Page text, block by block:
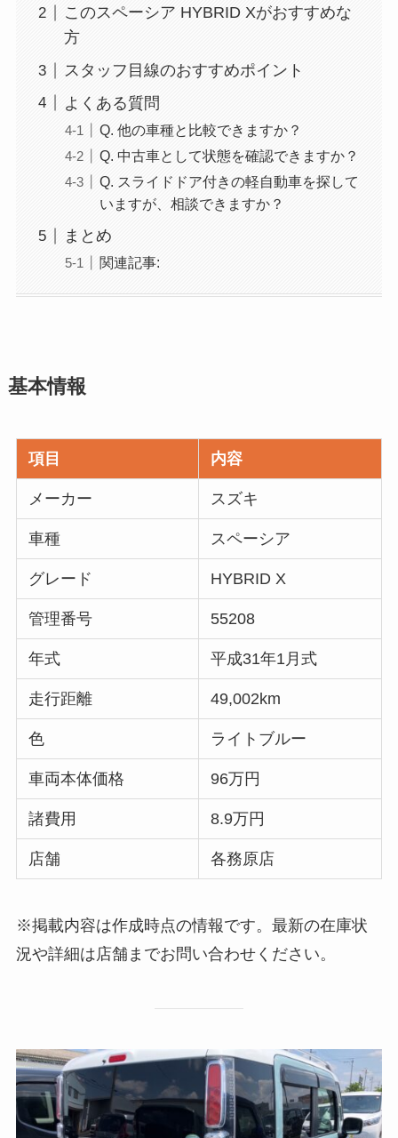
このスペーシア HYBRID Xがおすすめな
方
スタッフ目線のおすすめポイント
よくある質問
Q. 他の車種と比較できますか？
Q. 中古車として状態を確認できますか？
Q. スライドドア付きの軽自動車を探して
いますが、相談できますか？
まとめ
関連記事:
基本情報
項目 内容
メーカー スズキ
車種 スペーシア
グレード HYBRID X
管理番号 55208
年式 平成31年1月式
走行距離 49,002km
色 ライトブルー
車両本体価格 96万円
諸費用 8.9万円
店舗 各務原店
※掲載内容は作成時点の情報です。最新の在庫状
況や詳細は店舗までお問い合わせください。